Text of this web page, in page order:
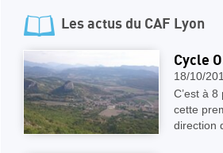
Les actus du CAF Lyon
Cycle
18/10/
C’est à
cette
direction